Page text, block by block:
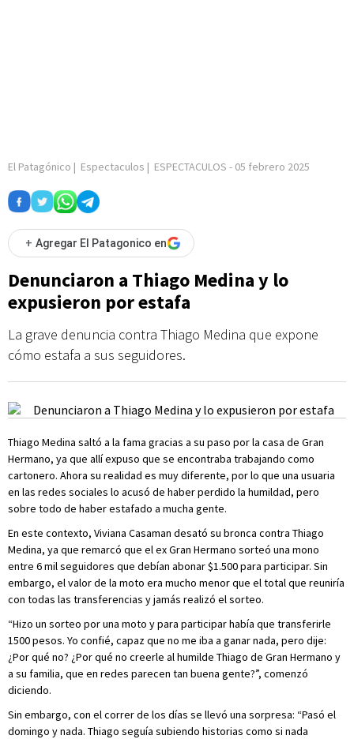
El Patagónico | Espectaculos | ESPECTACULOS - 05 febrero 2025
+ Agregar El Patagonico en
Denunciaron a Thiago Medina y lo
expusieron por estafa
La grave denuncia contra Thiago Medina que expone
cómo estafa a sus seguidores.
Thiago Medina saltó a la fama gracias a su paso por la casa de Gran
Hermano, ya que allí expuso que se encontraba trabajando como
cartonero. Ahora su realidad es muy diferente, por lo que una usuaria
en las redes sociales lo acusó de haber perdido la humildad, pero
sobre todo de haber estafado a mucha gente.
En este contexto, Viviana Casaman desató su bronca contra Thiago
Medina, ya que remarcó que el ex Gran Hermano sorteó una mono
entre 6 mil seguidores que debían abonar $1.500 para participar. Sin
embargo, el valor de la moto era mucho menor que el total que reuniría
con todas las transferencias y jamás realizó el sorteo.
“Hizo un sorteo por una moto y para participar había que transferirle
1500 pesos. Yo confié, capaz que no me iba a ganar nada, pero dije:
¿Por qué no? ¿Por qué no creerle al humilde Thiago de Gran Hermano y
a su familia, que en redes parecen tan buena gente?”, comenzó
diciendo.
Sin embargo, con el correr de los días se llevó una sorpresa: “Pasó el
domingo y nada. Thiago seguía subiendo historias como si nada